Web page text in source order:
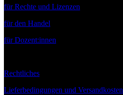
für Rechte und Lizenzen
für den Handel
für Dozent:innen
Rechtliches
Lieferbedingungen und Versandkosten